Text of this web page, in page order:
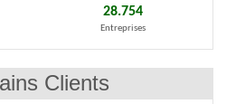
28.754
Entreprises
Clients